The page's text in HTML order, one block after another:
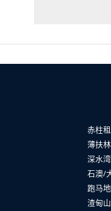
赤柱
薄扶
深水
石澳/
跑马
渣甸